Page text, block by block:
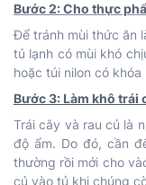
Bước 2: Cho thực
Để tránh mùi thức ăn
tủ lạnh có mùi khó
hoặc túi nilon có
Bước 3: Làm khô trái
Trái cây và rau củ là
độ ẩm. Do đó, cần
thường rồi mới cho
củ vào tủ khi chúng